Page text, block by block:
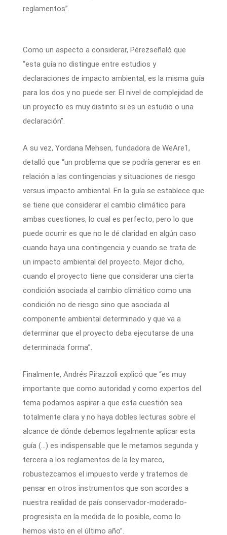
reglamentos”.
Como un aspecto a considerar, Pérezseñaló que
“esta guía no distingue entre estudios y
declaraciones de impacto ambiental, es la misma guía
para los dos y no puede ser. El nivel de complejidad de
un proyecto es muy distinto si es un estudio o una
declaración”.
A su vez, Yordana Mehsen, fundadora de WeAre1,
detalló que “un problema que se podría generar es en
relación a las contingencias y situaciones de riesgo
versus impacto ambiental. En la guía se establece que
se tiene que considerar el cambio climático para
ambas cuestiones, lo cual es perfecto, pero lo que
puede ocurrir es que no le dé claridad en algún caso
cuando haya una contingencia y cuando se trata de
un impacto ambiental del proyecto. Mejor dicho,
cuando el proyecto tiene que considerar una cierta
condición asociada al cambio climático como una
condición no de riesgo sino que asociada al
componente ambiental determinado y que va a
determinar que el proyecto deba ejecutarse de una
determinada forma”.
Finalmente, Andrés Pirazzoli explicó que “es muy
importante que como autoridad y como expertos del
tema podamos aspirar a que esta cuestión sea
totalmente clara y no haya dobles lecturas sobre el
alcance de dónde debemos legalmente aplicar esta
guía (…) es indispensable que le metamos segunda y
tercera a los reglamentos de la ley marco,
robustezcamos el impuesto verde y tratemos de
pensar en otros instrumentos que son acordes a
nuestra realidad de país conservador-moderado-
progresista en la medida de lo posible, como lo
hemos visto en el último año”.